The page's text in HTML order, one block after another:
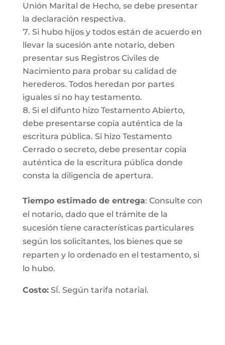
Unión Marital de Hecho, se debe presentar
la declaración respectiva.
Si hubo hijos y todos están de acuerdo en
llevar la sucesión ante notario, deben
presentar sus Registros Civiles de
Nacimiento para probar su calidad de
herederos. Todos heredan por partes
iguales si no hay testamento.
Si el difunto hizo Testamento Abierto,
debe presentarse copia auténtica de la
escritura pública. Si hizo Testamento
Cerrado o secreto, debe presentar copia
auténtica de la escritura pública donde
consta la diligencia de apertura.
Tiempo estimado de entrega: Consulte con
el notario, dado que el trámite de la
sucesión tiene características particulares
según los solicitantes, los bienes que se
reparten y lo ordenado en el testamento, si
lo hubo.
Costo:SÍ. Según tarifa notarial.